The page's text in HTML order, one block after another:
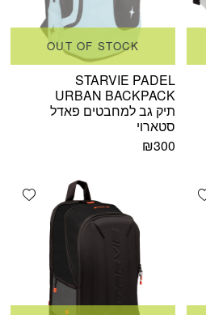
OUT OF STOCK
STARVIE PADEL
URBAN BACKPACK
תיק גב למחבטים פאדל
סטארוי
₪300
Add wishlist